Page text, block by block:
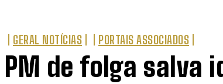
GERAL NOTÍCIAS PORTAIS ASSOCIADOS
PM de folga salva